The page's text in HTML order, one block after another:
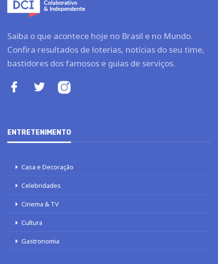
Saiba o que acontece hoje no Brasil e no Mundo.
Confira resultados de loterias, notícias do seu time,
bastidores dos famosos e guias de serviços.
ENTRETENIMENTO
Casa e Decoração
Celebridades
Cinema & TV
Cultura
Gastronomia